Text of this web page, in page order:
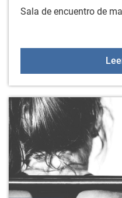
Sala de encuentro de